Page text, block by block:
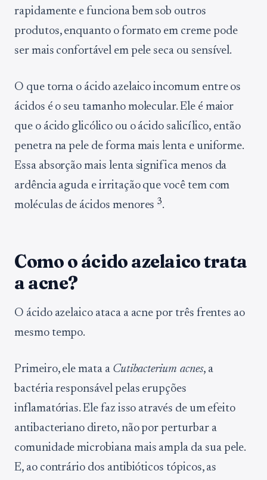
rapidamente e funciona bem sob outros
produtos, enquanto o formato em creme pode
ser mais confortável em pele seca ou sensível.
O que torna o ácido azelaico incomum entre os
ácidos é o seu tamanho molecular. Ele é maior
que o ácido glicólico ou o ácido salicílico, então
penetra na pele de forma mais lenta e uniforme.
Essa absorção mais lenta significa menos da
ardência aguda e irritação que você tem com
moléculas de ácidos menores3.
Como o ácido azelaico trata
a acne?
O ácido azelaico ataca a acne por três frentes ao
mesmo tempo.
Primeiro, ele mata a Cutibacterium acnes, a
bactéria responsável pelas erupções
inflamatórias. Ele faz isso através de um efeito
antibacteriano direto, não por perturbar a
comunidade microbiana mais ampla da sua pele.
E, ao contrário dos antibióticos tópicos, as